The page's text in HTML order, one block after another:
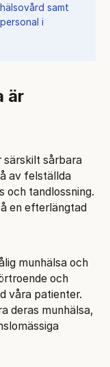
samt
i
är
särskilt sårbara
av felställda
och tandlossning.
en efterlängtad
munhälsa och
och
våra patienter.
deras munhälsa,